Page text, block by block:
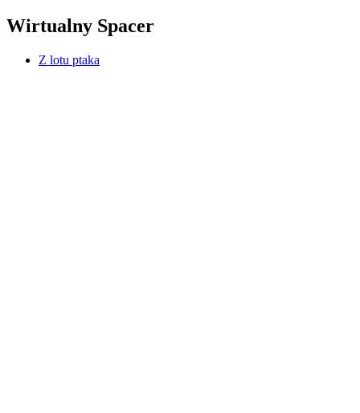
Wirtualny Spacer
Z lotu ptaka